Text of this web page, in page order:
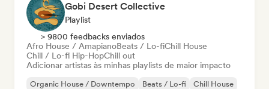
Gobi Desert Collective
Playlist
> 9800 feedbacks enviados
Afro House / AmapianoBeats / Lo-fiChill House
Chill / Lo-fi Hip-HopChill out
Adicionar artistas às minhas playlists de maior impacto
Organic House / Downtempo Beats / Lo-fi
Chill House